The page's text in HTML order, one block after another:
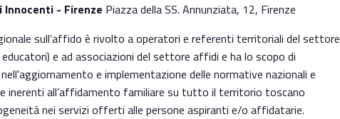
- Firenze Piazza della SS. Annunziata, 12, Firenze
sull’affido è rivolto a operatori e referenti territoriali del settore
e ad associazioni del settore affidi e ha lo scopo di
e implementazione delle normative nazionali e
inerenti all’affidamento familiare su tutto il territorio toscano
nei servizi offerti alle persone aspiranti e/o affidatarie.